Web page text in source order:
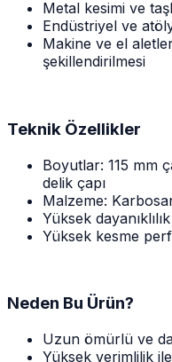
Metal kesimi ve
Endüstriyel ve
Makine ve el
şekillendirilmesi
Teknik Özellikler
Boyutlar: 115 mm
delik çapı
Malzeme:
Yüksek
Yüksek kesme
Neden Bu Ürün?
Uzun ömürlü ve
Yüksek verimlilik